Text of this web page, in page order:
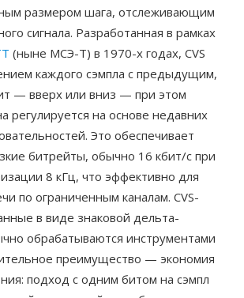
размером шага, отслеживающим
сигнала. Разработанная в рамках
(ныне МСЭ-Т) в 1970-х годах, CVS
каждого сэмпла с предыдущим,
— вверх или вниз — при этом
регулируется на основе недавних
Это обеспечивает
битрейты, обычно 16 кбит/с при
8 кГц, что эффективно для
по ограниченным каналам. CVS-
в виде знаковой дельта-
обрабатываются инструментами
преимущество — экономия
подход с одним битом на сэмпл